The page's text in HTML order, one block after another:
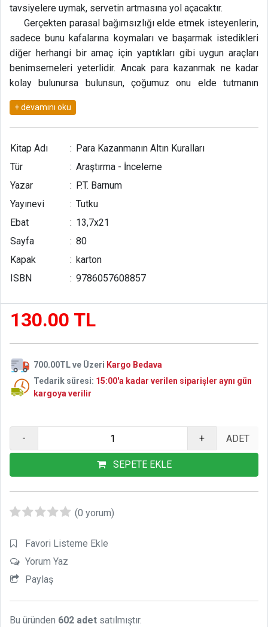
tavsiyelere uymak, servetin artmasına yol açacaktır.
Gerçekten parasal bağımsızlığı elde etmek isteyenlerin,
sadece bunu kafalarına koymaları ve başarmak istedikleri
diğer herhangi bir amaç için yaptıkları gibi uygun araçları
benimsemeleri yeterlidir. Ancak para kazanmak ne kadar
kolay bulunursa bulunsun, çoğumuz onu elde tutmanın
dünyadaki en zor şey olduğu konusunda hemfikirdir. En
fazla başarısızlık hikayesi bu noktadaki hatalardan
kaynaklanır.
Pek çok insan ekonomiyi gerçekten anlamadıkları halde
aşmasından ibarettir. Burada bir sent ve orada bankaya
konulan bir dolarlar birikmeye devam eder ve bu şekilde
istenilen sonuca ulaşılır. Bu süreci başarmak belki biraz
eğitim gerektirir, ancak bir kez alıştığınızda, rasyonel
olduğunu göreceksiniz.
"Zenginliğe giden yol, "değirmene giden yol kadar
Kitap Adı : Para Kazanmanın Altın Kuralları
Tür
: Araştırma - İnceleme
Yazar
: P.T. Barnum
Yayınevi
: Tutku
Ebat
: 13,7x21
Sayfa
: 80
Kapak
: karton
ISBN
: 9786057608857
130.00 TL
700.00TL ve Üzeri Kargo Bedava
Tedarik süresi: 15:00'a kadar verilen siparişler aynı gün
kargoya verilir
- +
SEPETE EKLE
(0 yorum)
Favori Listeme Ekle
Yorum Yaz
Paylaş
Bu üründen 602 adet satılmıştır.